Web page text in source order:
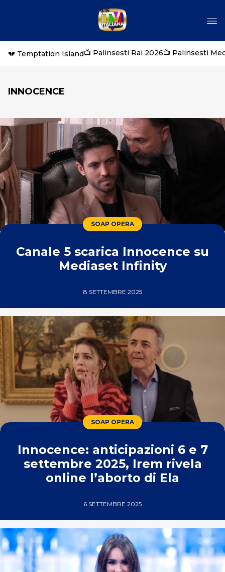
💔 Temptation Island📺 Palinsesti Rai 2026📺 Palinsesti
INNOCENCE
SOAP OPERA
Canale 5 scarica Innocence su
Mediaset Infinity
8 SETTEMBRE 2025
SOAP OPERA
Innocence: anticipazioni 6 e 7
settembre 2025, Irem rivela
online l’aborto di Ela
6 SETTEMBRE 2025